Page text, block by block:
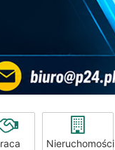
Nieruchomości